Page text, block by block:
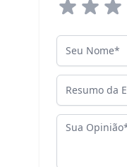
Seu Nome
Resumo da
Sua Opinião